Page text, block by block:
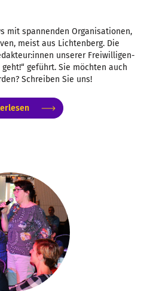
mit spannenden Organisationen,
meist aus Lichtenberg. Die
unserer Freiwilligen-
geht!“ geführt. Sie möchten auch
Schreiben Sie uns!